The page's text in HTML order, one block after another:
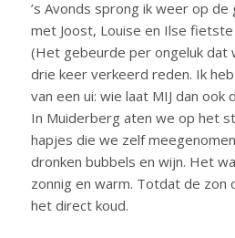
’s Avonds sprong ik weer op
met Joost, Louise en Ilse
(Het gebeurde per ongeluk dat
drie keer verkeerd reden. Ik
van een ui: wie laat MIJ dan ook
In Muiderberg aten we op het
hapjes die we zelf
dronken bubbels en wijn. Het
zonnig en warm. Totdat de zon
het direct koud.